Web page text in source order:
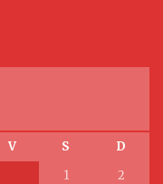
V S
D
1
2